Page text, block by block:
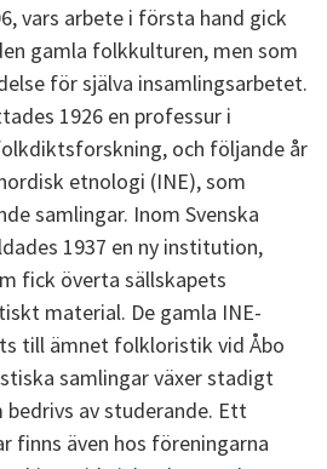
vars arbete i första hand gick
gamla folkkulturen, men som
för själva insamlingsarbetet.
1926 en professur i
och följande år
etnologi (INE), som
samlingar. Inom Svenska
1937 en ny institution,
fick överta sällskapets
material. De gamla INE-
till ämnet folkloristik vid Åbo
samlingar växer stadigt
av studerande. Ett
finns även hos föreningarna